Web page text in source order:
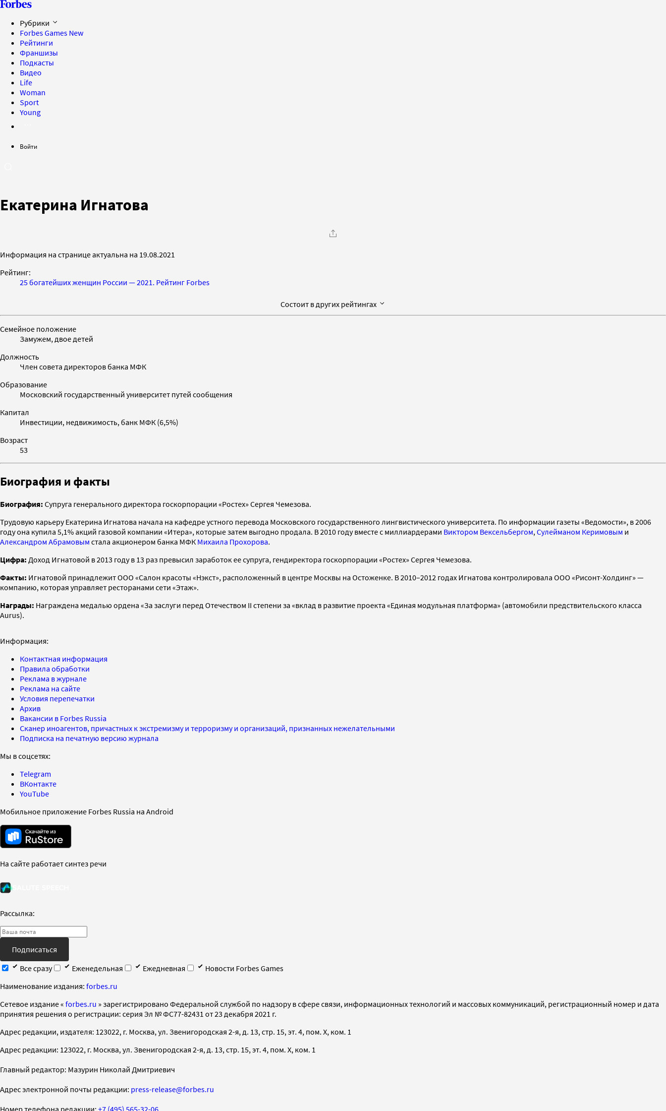
Рубрики
Forbes Games New
Рейтинги
Франшизы
Подкасты
Видео
Life
Woman
Sport
Young
Войти
Екатерина Игнатова
Информация на странице актуальна на 19.08.2021
Рейтинг:
25 богатейших женщин России — 2021. Рейтинг Forbes
Состоит в других рейтингах
Семейное положение
Замужем, двое детей
Должность
Член совета директоров банка МФК
Образование
Московский государственный университет путей сообщения
Капитал
Инвестиции, недвижимость, банк МФК (6,5%)
Возраст
53
Биография и факты
Биография: Супруга генерального директора госкорпорации «Ростех» Сергея Чемезова.
Трудовую карьеру Екатерина Игнатова начала на кафедре устного перевода Московского государственного лингвистического университета. По информации газеты «Ведомости», в 2006
году она купила 5,1% акций газовой компании «Итера», которые затем выгодно продала. В 2010 году вместе с миллиардерами Виктором Вексельбергом, Сулейманом Керимовым и
Александром Абрамовым стала акционером банка МФК Михаила Прохорова.
Цифра: Доход Игнатовой в 2013 году в 13 раз превысил заработок ее супруга, гендиректора госкорпорации «Ростех» Сергея Чемезова.
Факты: Игнатовой принадлежит ООО «Салон красоты «Нэкст», расположенный в центре Москвы на Остоженке. В 2010–2012 годах Игнатова контролировала ООО «Рисонт-Холдинг» —
компанию, которая управляет ресторанами сети «Этаж».
Награды: Награждена медалью ордена «За заслуги перед Отечеством II степени за «вклад в развитие проекта «Единая модульная платформа» (автомобили предствительского класса
Aurus).
Информация:
Контактная информация
Правила обработки
Реклама в журнале
Реклама на сайте
Условия перепечатки
Архив
Вакансии в Forbes Russia
Сканер иноагентов, причастных к экстремизму и терроризму и организаций, признанных нежелательными
Подписка на печатную версию журнала
Мы в соцсетях:
Telegram
ВКонтакте
YouTube
Мобильное приложение Forbes Russia на Android
На сайте работает синтез речи
Рассылка:
Подписаться
Все сразу
Еженедельная Ежедневная
Новости Forbes Games
Наименование издания: forbes.ru
Cетевое издание « forbes.ru » зарегистрировано Федеральной службой по надзору в сфере связи, информационных технологий и массовых коммуникаций, регистрационный номер и дата
принятия решения о регистрации: серия Эл № ФС77-82431 от 23 декабря 2021 г.
Адрес редакции, издателя: 123022, г. Москва, ул. Звенигородская 2-я, д. 13, стр. 15, эт. 4, пом. X, ком. 1
Адрес редакции: 123022, г. Москва, ул. Звенигородская 2-я, д. 13, стр. 15, эт. 4, пом. X, ком. 1
Главный редактор: Мазурин Николай Дмитриевич
Адрес электронной почты редакции: press-release@forbes.ru
Номер телефона редакции: +7 (495) 565-32-06